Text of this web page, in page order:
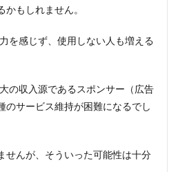
もしれません。
を感じず、使用しない人も増える
の収入源であるスポンサー（広告
のサービス維持が困難になるでし
せんが、そういった可能性は十分